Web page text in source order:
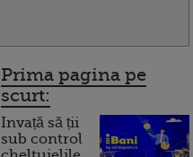
Prima pagina pe
scurt:
Invață să ții
sub control